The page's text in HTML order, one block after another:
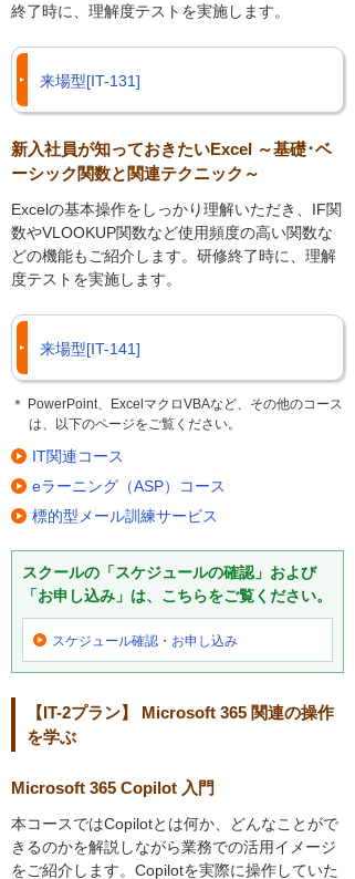
終了時に、理解度テストを実施します。
来場型[IT-131]
新入社員が知っておきたいExcel ～基礎･ベ
ーシック関数と関連テクニック～
Excelの基本操作をしっかり理解いただき、IF関
数やVLOOKUP関数など使用頻度の高い関数な
どの機能もご紹介します。研修終了時に、理解
度テストを実施します。
来場型[IT-141]
＊ PowerPoint、ExcelマクロVBAなど、その他のコース
は、以下のページをご覧ください。
IT関連コース
eラーニング（ASP）コース
標的型メール訓練サービス
スクールの「スケジュールの確認」および
「お申し込み」は、こちらをご覧ください。
スケジュール確認・ お申し込み
【IT-2プラン】 Microsoft 365 関連の操作
を学ぶ
Microsoft 365 Copilot 入門
本コースではCopilotとは何か、どんなことがで
きるのかを解説しながら業務での活用イメージ
をご紹介します。Copilotを実際に操作していた